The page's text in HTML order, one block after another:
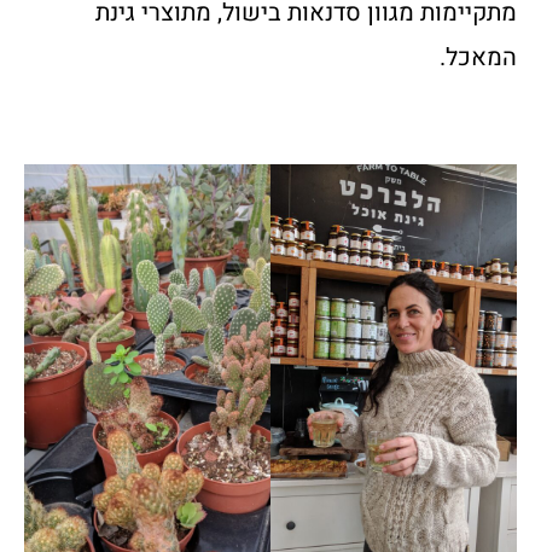
מתקיימות מגוון סדנאות בישול, מתוצרי גינת
המאכל.